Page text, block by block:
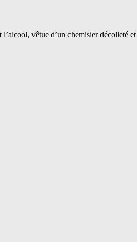
vêtue d’un chemisier décolleté